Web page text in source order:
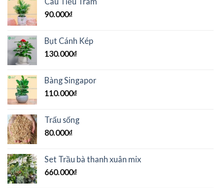
90.000₫
Bụt Cánh Kép
130.000₫
Bàng Singapor
110.000₫
Trấu sống
80.000₫
Set Trầu bà thanh xuân mix
660.000₫